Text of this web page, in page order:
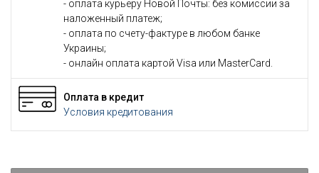
- оплата курьеру Новой Почты: без комиссии за
наложенный платеж;
- оплата по счету-фактуре в любом банке
Украины;
- онлайн оплата картой Visa или MasterCard.
Оплата в кредит
Условия кредитования